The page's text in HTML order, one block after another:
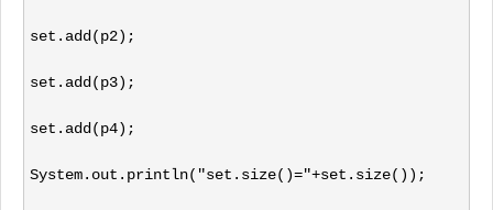
set.add(p2);
set.add(p3);
set.add(p4);
System.out.println( "set.size()="+set.size());